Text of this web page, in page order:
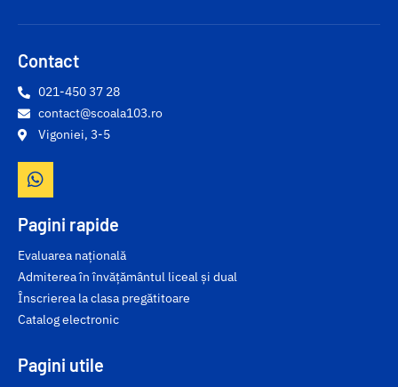
Contact
021-450 37 28
contact@scoala103.ro
Vigoniei, 3-5
Pagini rapide
Evaluarea națională
Admiterea în învățământul liceal și dual
Înscrierea la clasa pregătitoare
Catalog electronic
Pagini utile